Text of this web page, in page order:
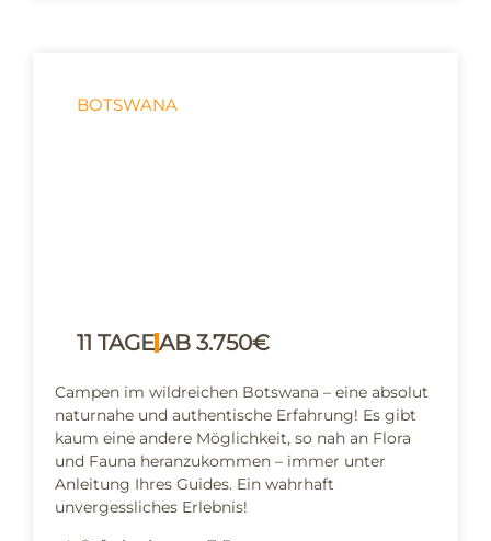
BOTSWANA
11 TAGEAB 3.750€
Campen im wildreichen Botswana – eine absolut
naturnahe und authentische Erfahrung! Es gibt
kaum eine andere Möglichkeit, so nah an Flora
und Fauna heranzukommen – immer unter
Anleitung Ihres Guides. Ein wahrhaft
unvergessliches Erlebnis!